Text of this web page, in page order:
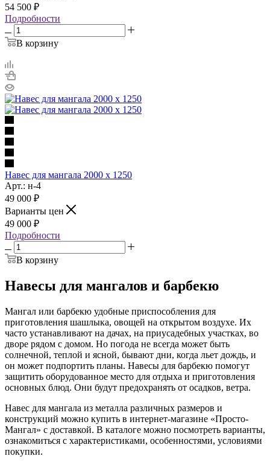
54 500 ₽
Подробности
В корзину
Навес для мангала 2000 х 1250
Арт.: н-4
49 000 ₽
Варианты цен
49 000 ₽
Подробности
В корзину
Навесы для мангалов и барбекю
Мангал или барбекю удобные приспособления для
приготовления шашлыка, овощей на открытом воздухе. Их
часто устанавливают на дачах, на приусадебных участках, во
дворе рядом с домом. Но погода не всегда может быть
солнечной, теплой и ясной, бывают дни, когда льет дождь, и
он может подпортить планы. Навесы для барбекю помогут
защитить оборудованное место для отдыха и приготовления
основных блюд. Они будут предохранять от осадков, ветра.
Навес для мангала из металла различных размеров и
конструкций можно купить в интернет-магазине «Просто-
Мангал» с доставкой. В каталоге можно посмотреть варианты,
ознакомиться с характеристиками, особенностями, условиями
покупки.